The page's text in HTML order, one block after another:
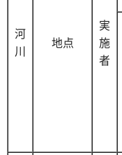
河
川
地点
実
施
者